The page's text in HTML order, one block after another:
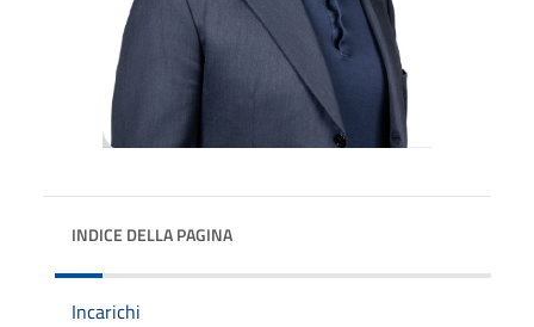
INDICE DELLA PAGINA
Incarichi